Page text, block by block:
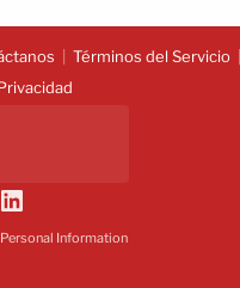
Términos del Servicio
Information